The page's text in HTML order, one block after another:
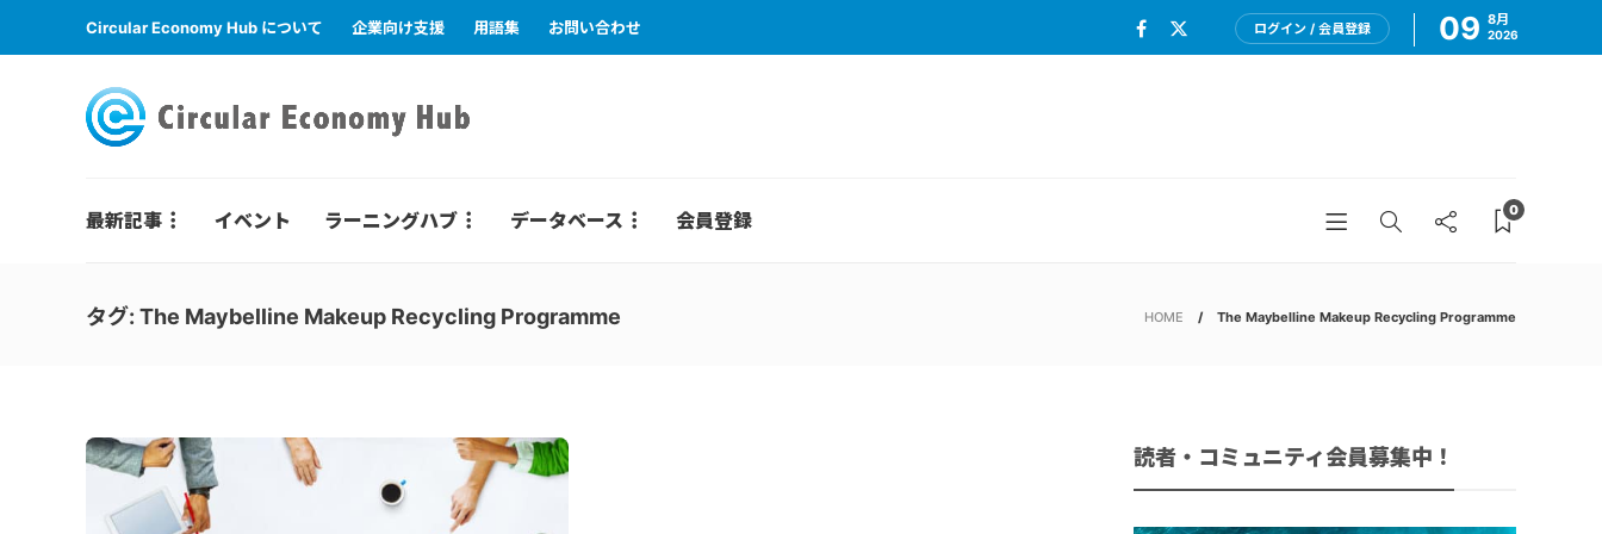
Circular Economy Hub について 企業向け支援 用語集 お問い合わせ ログイン / 会員登録 09 8月
2026
最新記事 イベント ラーニングハブ データベース 会員登録 0
タグ: The Maybelline Makeup Recycling Programme HOME The Maybelline Makeup Recycling Programme
読者・コミュニティ会員募集中！